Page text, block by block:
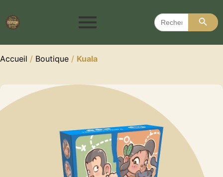
Search
for:
Search
Accueil / Boutique / Kuala